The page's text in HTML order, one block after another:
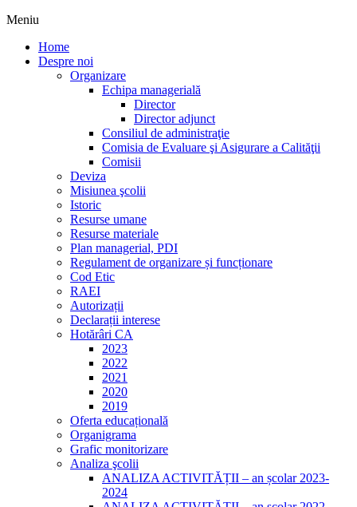
Meniu
Home
Despre noi
Organizare
Echipa managerială
Director
Director adjunct
Consiliul de administraţie
Comisia de Evaluare şi Asigurare a Calităţii
Comisii
Deviza
Misiunea şcolii
Istoric
Resurse umane
Resurse materiale
Plan managerial, PDI
Regulament de organizare și funcționare
Cod Etic
RAEI
Autorizații
Declarații interese
Hotărâri CA
2023
2022
2021
2020
2019
Oferta educațională
Organigrama
Grafic monitorizare
Analiza şcolii
ANALIZA ACTIVITĂȚII – an școlar 2023-
2024